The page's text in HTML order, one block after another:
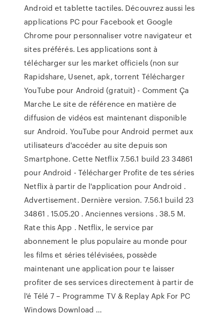
Android et tablette tactiles. Découvrez aussi les
applications PC pour Facebook et Google
Chrome pour personnaliser votre navigateur et
sites préférés. Les applications sont à
télécharger sur les market officiels (non sur
Rapidshare, Usenet, apk, torrent Télécharger
YouTube pour Android (gratuit) - Comment Ça
Marche Le site de référence en matière de
diffusion de vidéos est maintenant disponible
sur Android. YouTube pour Android permet aux
utilisateurs d'accéder au site depuis son
Smartphone. Cette Netflix 7.56.1 build 23 34861
pour Android - Télécharger Profite de tes séries
Netflix à partir de l'application pour Android .
Advertisement. Dernière version. 7.56.1 build 23
34861 . 15.05.20 . Anciennes versions . 38.5 M.
Rate this App . Netflix, le service par
abonnement le plus populaire au monde pour
les films et séries télévisées, possède
maintenant une application pour te laisser
profiter de ses services directement à partir de
l'é Télé 7 – Programme TV & Replay Apk For PC
Windows Download ...